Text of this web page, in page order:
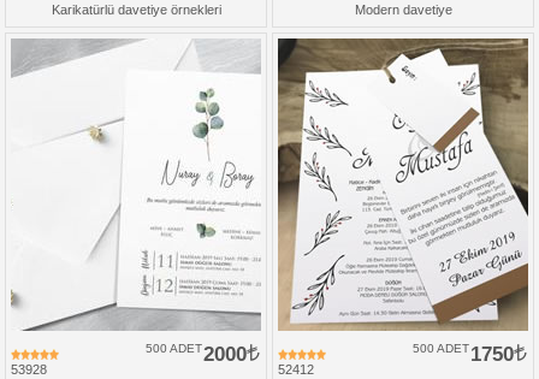
Karikatürlü davetiye örnekleri Modern davetiye
53928
2000
500 ADET
52412
1750
500 ADET